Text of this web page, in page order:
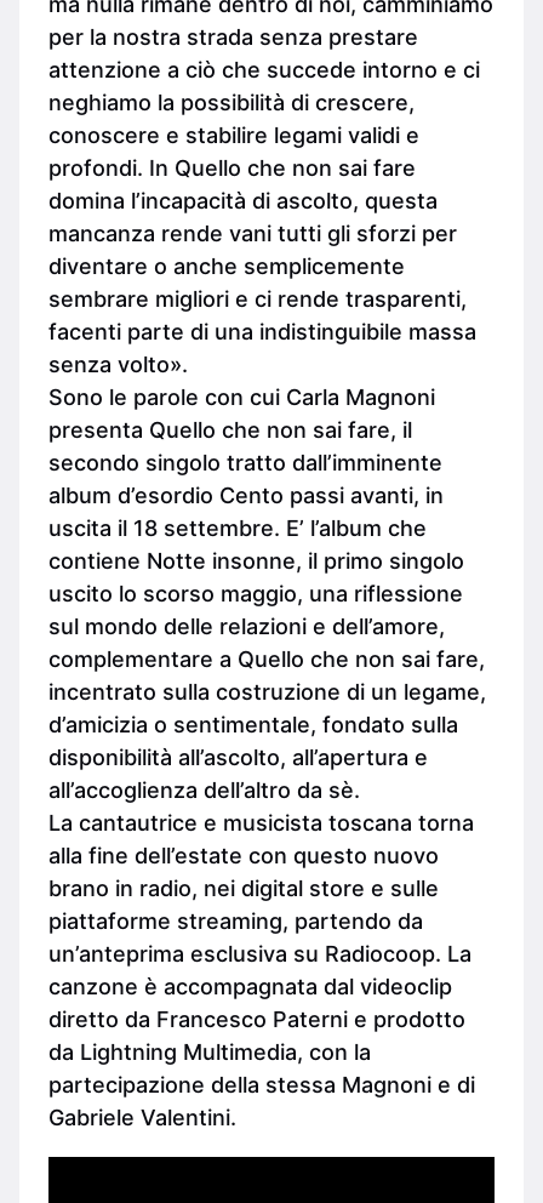
per la nostra strada senza prestare
attenzione a ciò che succede intorno e ci
neghiamo la possibilità di crescere,
conoscere e stabilire legami validi e
profondi. In Quello che non sai fare
domina l’incapacità di ascolto, questa
mancanza rende vani tutti gli sforzi per
diventare o anche semplicemente
sembrare migliori e ci rende trasparenti,
facenti parte di una indistinguibile massa
senza volto».
Sono le parole con cui Carla Magnoni
presenta Quello che non sai fare, il
secondo singolo tratto dall’imminente
album d’esordio Cento passi avanti, in
uscita il 18 settembre. E’ l’album che
contiene Notte insonne, il primo singolo
uscito lo scorso maggio, una riflessione
sul mondo delle relazioni e dell’amore,
complementare a Quello che non sai fare,
incentrato sulla costruzione di un legame,
d’amicizia o sentimentale, fondato sulla
disponibilità all’ascolto, all’apertura e
all’accoglienza dell’altro da sè.
La cantautrice e musicista toscana torna
alla fine dell’estate con questo nuovo
brano in radio, nei digital store e sulle
piattaforme streaming, partendo da
un’anteprima esclusiva su Radiocoop. La
canzone è accompagnata dal videoclip
diretto da Francesco Paterni e prodotto
da Lightning Multimedia, con la
partecipazione della stessa Magnoni e di
Gabriele Valentini.